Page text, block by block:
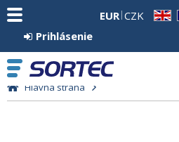
EN
EUR CZK
Prihlásenie
Hlavná strana